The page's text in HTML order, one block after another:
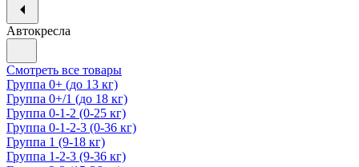
Автокресла
Смотреть все товары
Группа 0+ (до 13 кг)
Группа 0+/1 (до 18 кг)
Группа 0-1-2 (0-25 кг)
Группа 0-1-2-3 (0-36 кг)
Группа 1 (9-18 кг)
Группа 1-2-3 (9-36 кг)